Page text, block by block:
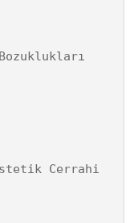
Cerrahi